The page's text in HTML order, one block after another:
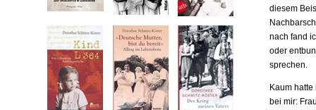
diesem
nach fand
oder
sprechen.
Kaum
bei mir: